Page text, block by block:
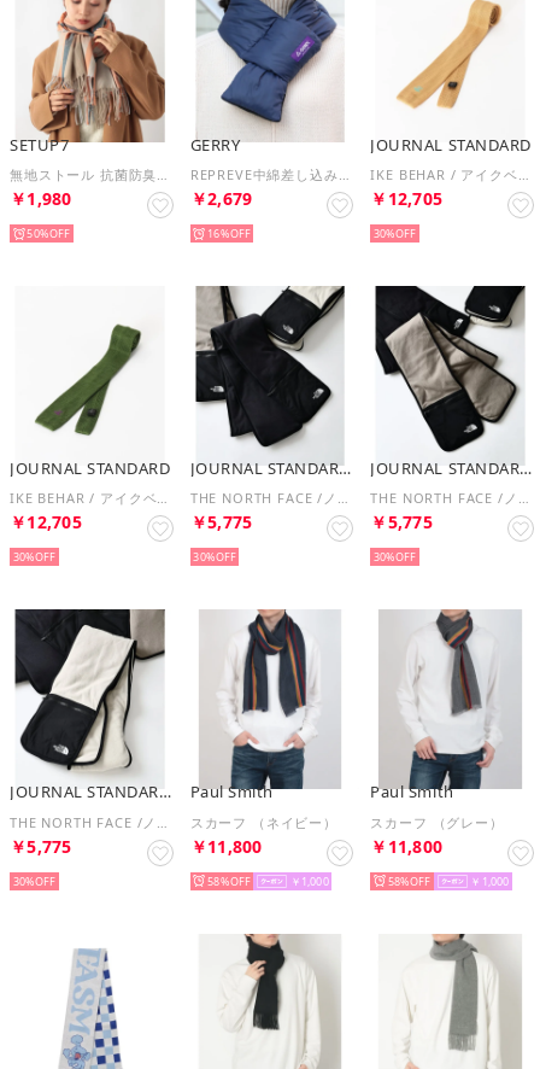
SETUP7
無地ストール 抗菌防臭加工 マフラー・ショール・記念日・ギフト・プレゼント CLIR （オレンジ）
￥1,980
50%
GERRY
REPREVE中綿差し込みマフラー （ネイビー）
￥2,679
16%
JOURNAL STANDARD
IKE BEHAR / アイクベーハー Silkknit Tie （イエロー）
￥12,705
30%
JOURNAL STANDARD
IKE BEHAR / アイクベーハー Silkknit Tie （グリーン）
￥12,705
30%
JOURNAL STANDARD relume
THE NORTH FACE /ノースフェイス マイクロフリースマフラー NN72515 （ブラック）
￥5,775
30%
JOURNAL STANDARD relume
THE NORTH FACE /ノースフェイス マイクロフリースマフラー NN72515 （ベージュ）
￥5,775
30%
JOURNAL STANDARD relume
￥5,775
30%
Paul Smith
スカーフ （ネイビー）
￥11,800
58% ￥1,000
Paul Smith
スカーフ （グレー）
￥11,800
58% ￥1,000